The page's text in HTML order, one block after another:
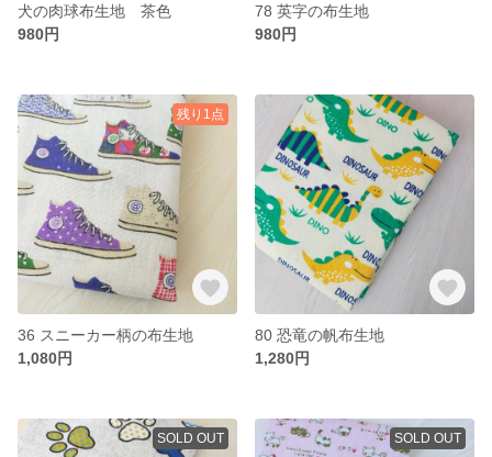
犬の肉球布生地 茶色
980円
78 英字の布生地
980円
残り1点
36 スニーカー柄の布生地
1,080円
80 恐竜の帆布生地
1,280円
SOLD OUT SOLD OUT